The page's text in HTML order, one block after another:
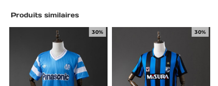
Produits similaires
30% 30%